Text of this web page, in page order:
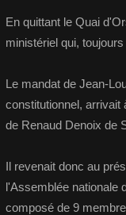
En quittant le Quai
ministériel qui,
Le mandat de Jean-
constitutionnel,
de Renaud Denoix de
Il revenait donc au
l'Assemblée nationale
composé de 9